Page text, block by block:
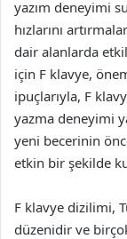
yazım deneyimi
hızlarını
dair alanlarda
için F klavye,
ipuçlarıyla, F
yazma deneyimi
yeni becerinin
etkin bir şekilde
F klavye dizilimi,
düzenidir ve